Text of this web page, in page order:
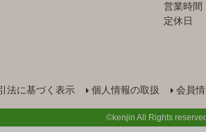
営業時間
定休日
法に基づく表示 個人情報の取扱 会員
©kenjin All Rights